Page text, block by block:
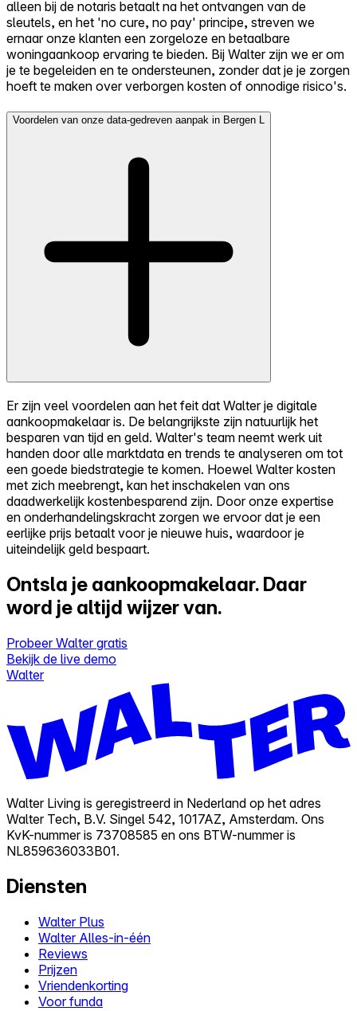
alleen bij de notaris betaalt na het ontvangen van de
sleutels, en het 'no cure, no pay' principe, streven we
ernaar onze klanten een zorgeloze en betaalbare
woningaankoop ervaring te bieden. Bij Walter zijn we er om
je te begeleiden en te ondersteunen, zonder dat je je zorgen
hoeft te maken over verborgen kosten of onnodige risico's.
Voordelen van onze data-gedreven aanpak in Bergen L
Er zijn veel voordelen aan het feit dat Walter je digitale
aankoopmakelaar is. De belangrijkste zijn natuurlijk het
besparen van tijd en geld. Walter's team neemt werk uit
handen door alle marktdata en trends te analyseren om tot
een goede biedstrategie te komen. Hoewel Walter kosten
met zich meebrengt, kan het inschakelen van ons
daadwerkelijk kostenbesparend zijn. Door onze expertise
en onderhandelingskracht zorgen we ervoor dat je een
eerlijke prijs betaalt voor je nieuwe huis, waardoor je
uiteindelijk geld bespaart.
Ontsla je aankoopmakelaar. Daar
word je altijd wijzer van.
Probeer Walter gratis
Bekijk de live demo
Walter
Walter Living is geregistreerd in Nederland op het adres
Walter Tech, B.V. Singel 542, 1017AZ, Amsterdam. Ons
KvK-nummer is 73708585 en ons BTW-nummer is
NL859636033B01.
Diensten
Walter Plus
Walter Alles-in-één
Reviews
Prijzen
Vriendenkorting
Voor funda